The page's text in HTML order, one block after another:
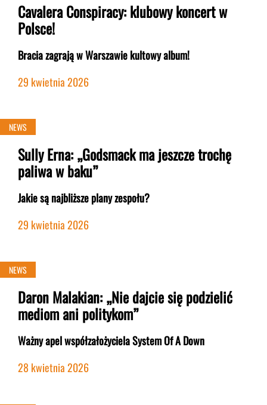
Cavalera Conspiracy: klubowy koncert w
Polsce!
Bracia zagrają w Warszawie kultowy album!
29 kwietnia 2026
NEWS
Sully Erna: „Godsmack ma jeszcze trochę
paliwa w baku”
Jakie są najbliższe plany zespołu?
29 kwietnia 2026
NEWS
Daron Malakian: „Nie dajcie się podzielić
mediom ani politykom”
Ważny apel współzałożyciela System Of A Down
28 kwietnia 2026